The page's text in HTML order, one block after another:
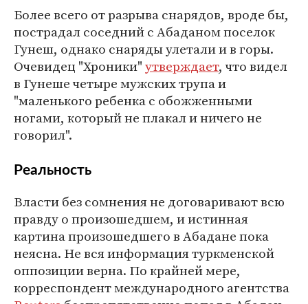
Более всего от разрыва снарядов, вроде бы,
пострадал соседний с Абаданом поселок
Гунеш, однако снаряды улетали и в горы.
Очевидец "Хроники"утверждает, что видел
в Гунеше четыре мужских трупа и
"маленького ребенка с обожженными
ногами, который не плакал и ничего не
говорил".
Реальность
Власти без сомнения не договаривают всю
правду о произошедшем, и истинная
картина произошедшего в Абадане пока
неясна. Не вся информация туркменской
оппозиции верна. По крайней мере,
корреспондент международного агентства